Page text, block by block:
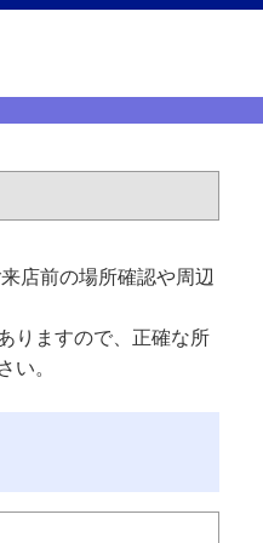
店前の場所確認や周辺
りますので、正確な所
い。